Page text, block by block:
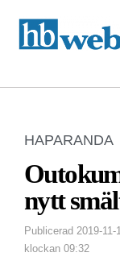
HAPARANDA
nytt
Publicerad 2019-11-
klockan 09:32